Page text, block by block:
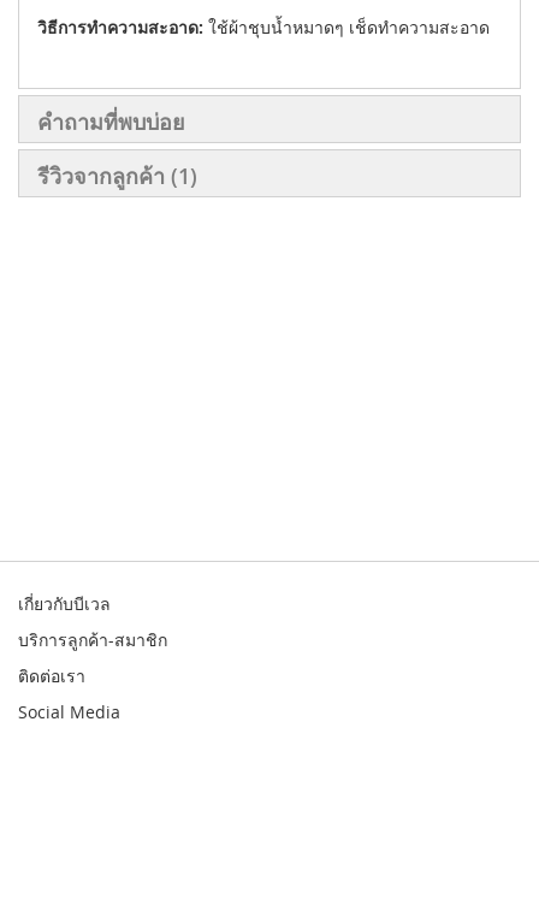
วิธีการทำความสะอาด: ใช้ผ้าชุบน้ำหมาดๆ เช็ดทำความสะอาด
คำถามที่พบบ่อย
รีวิวจากลูกค้า 1
เกี่ยวกับบีเวล
บริการลูกค้า-สมาชิก
ติดต่อเรา
Social Media